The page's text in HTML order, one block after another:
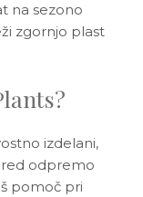
na sezono
zgornjo plast
izdelani,
odpremo
pomoč pri